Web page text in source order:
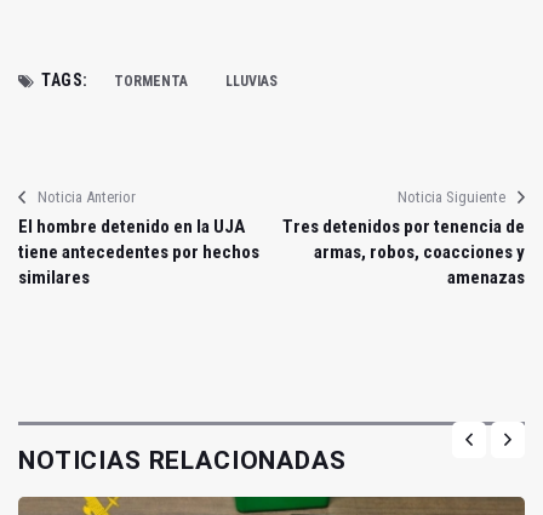
TAGS: TORMENTA LLUVIAS
Noticia Anterior
El hombre detenido en la UJA
tiene antecedentes por hechos
similares
Noticia Siguiente
Tres detenidos por tenencia de
armas, robos, coacciones y
amenazas
NOTICIAS RELACIONADAS